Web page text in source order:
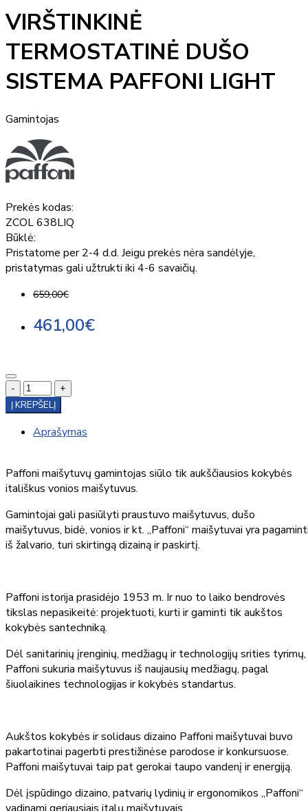
VIRŠTINKINĖ
TERMOSTATINĖ DUŠO
SISTEMA PAFFONI LIGHT
Gamintojas
Prekės kodas:
ZCOL 638LIQ
Būklė:
Pristatome per 2-4 d.d. Jeigu prekės nėra sandėlyje,
pristatymas gali užtrukti iki 4-6 savaičių.
659,00€
461,00€
-
+
Į KREPŠELĮ
Aprašymas
Paffoni maišytuvų gamintojas siūlo tik aukščiausios kokybės
itališkus vonios maišytuvus.
Gamintojai gali pasiūlyti praustuvo maišytuvus, dušo
maišytuvus, bidė, vonios ir kt. „Paffoni“ maišytuvai yra
iš žalvario, turi skirtingą dizainą ir paskirtį.
Paffoni istorija prasidėjo 1953 m. Ir nuo to laiko bendrovės
tikslas nepasikeitė: projektuoti, kurti ir gaminti tik aukštos
kokybės santechniką.
Dėl sanitarinių įrenginių, medžiagų ir technologijų srities tyrimų,
Paffoni sukuria maišytuvus iš naujausių medžiagų, pagal
šiuolaikines technologijas ir kokybės standartus.
Aukštos kokybės ir solidaus dizaino Paffoni maišytuvai buvo
pakartotinai pagerbti prestižinėse parodose ir konkursuose.
Paffoni maišytuvai taip pat gerokai taupo vandenį ir energiją.
Dėl įspūdingo dizaino, patvarių lydinių ir ergonomikos „Paffoni“